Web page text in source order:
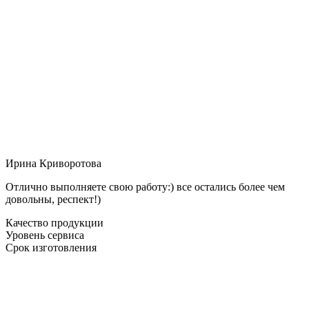
Ирина Криворотова
Отлично выполняете свою работу:) все остались более чем
довольны, респект!)
Качество продукции
Уровень сервиса
Срок изготовления